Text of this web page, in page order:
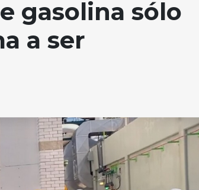
gasolina sólo
a ser